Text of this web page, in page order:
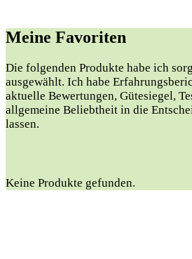
Meine Favoriten
Die folgenden Produkte habe ich
ausgewählt. Ich habe
aktuelle Bewertungen, Gütesiegel,
allgemeine Beliebtheit in die
lassen.
Keine Produkte gefunden.